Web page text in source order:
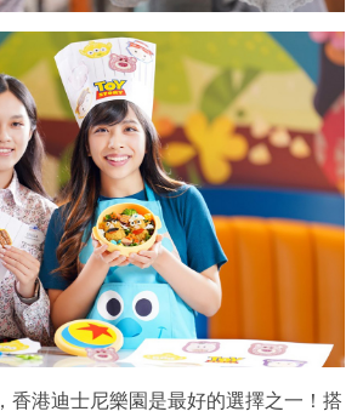
香港迪士尼樂園是最好的選擇之一！搭